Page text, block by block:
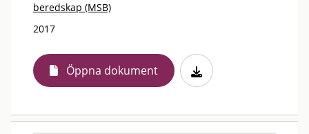
beredskap (MSB)
2017
Öppna dokument